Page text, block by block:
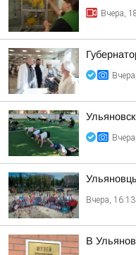
Вчера,
Вчера, 16:13
В